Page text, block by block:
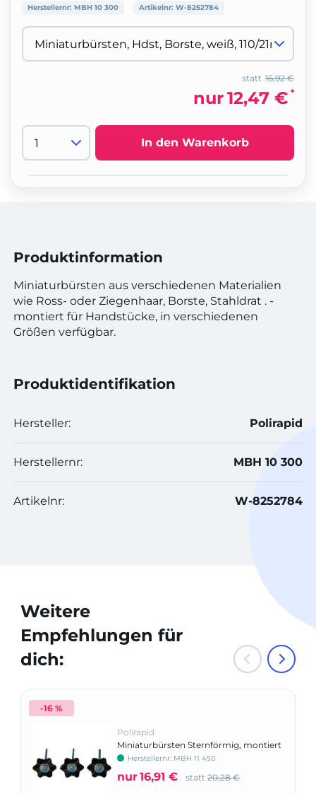
Herstellernr: MBH 10 300 Artikelnr: W-8252784
16,92 €
statt
nur12,47 € *
In den Warenkorb
Produktinformation
Miniaturbürsten aus verschiedenen Materialien
wie Ross- oder Ziegenhaar, Borste, Stahldrat . -
montiert für Handstücke, in verschiedenen
Größen verfügbar.
Produktidentifikation
Hersteller: Polirapid
Herstellernr: MBH 10 300
Artikelnr: W-8252784
Weitere
Empfehlungen für
dich:
-16 %
Polirapid
Miniaturbürsten Sternförmig, montiert
Herstellernr: MBH 11 450
nur16,91 € statt 20,28 €